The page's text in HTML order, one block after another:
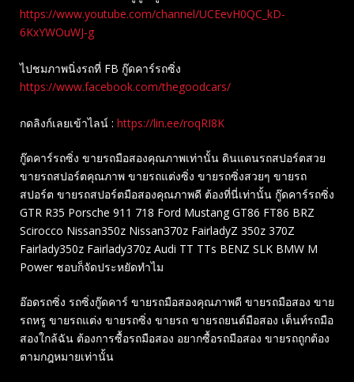
https://www.youtube.com/channel/UCEevH0QC_kD-
6KxYWOuWJ-g
ไปชมภาพนิ่งรถที่ FB กู๊ดคาร์รถซิ่ง
https://www.facebook.com/thegoodcars/
กดลิงก์เลยเข้าไลน์ : https://lin.ee/roqRI8K
กู๊ดคาร์รถซิ่ง ขายรถมือสองคุณภาพเท่านั้น ดินแดนรถสปอร์ตสวย
ขายรถสปอร์ตคุณภาพ ขายรถแต่งซิ่ง ขายรถซิ่งสวยๆ ขายรถ
สปอร์ต ขายรถสปอร์ตมือสองคุณภาพดี ต้องที่นี่เท่านั้น กู๊ดคาร์รถซิ่ง
GTR R35 Porsche 911 718 Ford Mustang GT86 FT86 BRZ
Scirocco Nissan350z Nissan370z FairladyZ 350z 370Z
Fairlady350z Fairlady370z Audi TT TTs BENZ SLK BMW M
Power ชอบก็จัดประหยัดทำไม
อ๊อดรถซิ่ง รถซิ่งกู๊ดคาร์ ขายรถมือสองคุณภาพดี ขายรถมือสอง ขาย
รถหรู ขายรถแต่ง ขายรถซิ่ง ขายรถ ขายรถยนต์มือสอง เต็นท์รถมือ
สองใกล้ฉัน ต้องการซื้อรถมือสอง อยากซื้อรถมือสอง ขายรถถูกต้อง
ตามกฎหมายเท่านั้น